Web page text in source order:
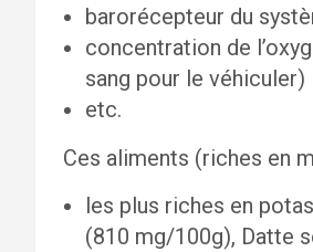
barorécepteur du
concentration de
sang pour le véhiculer)
etc.
Ces aliments (riches en
les plus riches en
(810 mg/100g), Datte